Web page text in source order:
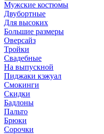
Мужские костюмы
Двубортные
Для высоких
Большие размеры
Оверсайз
Тройки
Свадебные
На выпускной
Пиджаки кэжуал
Смокинги
Скидки
Бадлоны
Пальто
Брюки
Сорочки